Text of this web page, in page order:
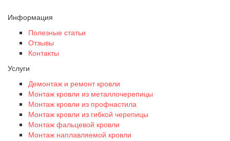
Информация
Полезные статьи
Отзывы
Контакты
Услуги
Демонтаж и ремонт кровли
Монтаж кровли из металлочерепицы
Монтаж кровли из профнастила
Монтаж кровли из гибкой черепицы
Монтаж фальцевой кровли
Монтаж наплавляемой кровли